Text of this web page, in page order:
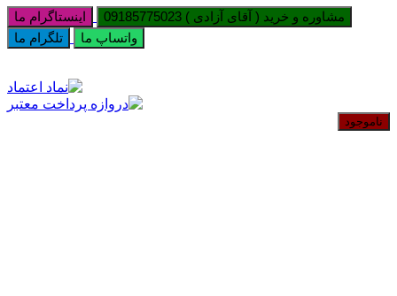
مشاوره و خرید ( آقای آزادی ) 09185775023
اینستاگرام ما
واتساپ ما
تلگرام ما
ناموجود